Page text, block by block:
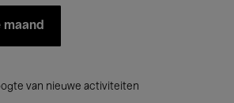
maand
van nieuwe activiteiten